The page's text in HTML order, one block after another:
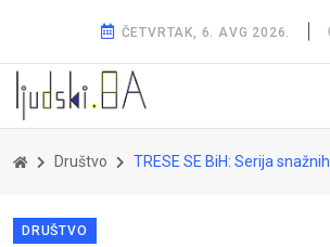
ČETVRTAK, 6. AVG 2026.
Društvo TRESE SE BiH: Serija snažnih zemljotresa uznemirila građane
DRUŠTVO